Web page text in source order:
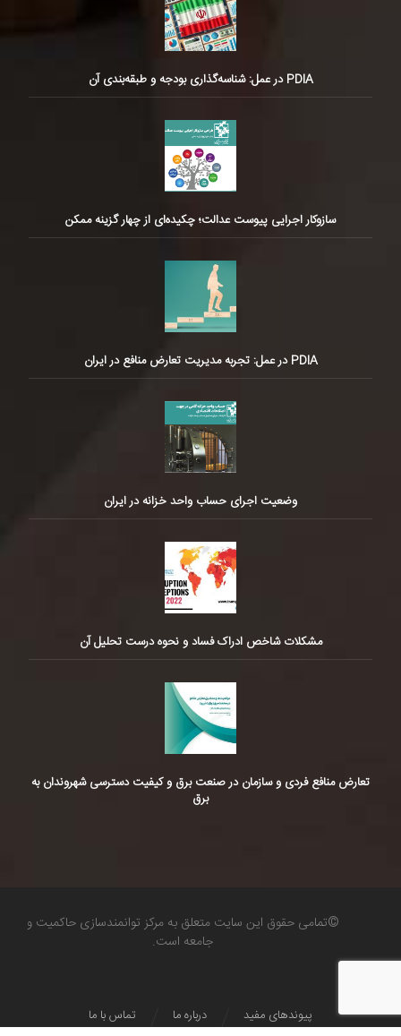
PDIA در عمل: شناسه‌گذاری بودجه و طبقه‌بندی آن
سازوکار اجرایی پیوست عدالت؛ چکیده‌ای از چهار گزینه ممکن
PDIA در عمل: تجربه مدیریت تعارض منافع در ایران
وضعیت اجرای حساب واحد خزانه در ایران
مشکلات شاخص ادراک فساد و نحوه درست تحلیل آن
تعارض منافع فردی و سازمان در صنعت برق و کیفیت دسترسی شهروندان به
برق
©تمامی حقوق این سایت متعلق به مرکز توانمندسازی حاکمیت و
جامعه است.
تماس با ما درباره ما پیوندهای مفید